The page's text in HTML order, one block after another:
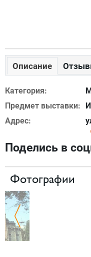
Описание
Категория:
Предмет выставки:
Адрес:
Поделись в
Фотографии